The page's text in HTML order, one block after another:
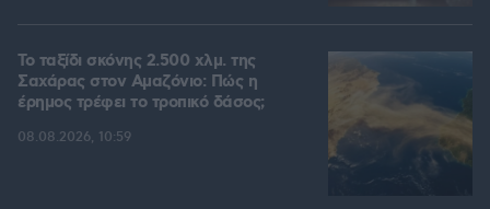
Το ταξίδι σκόνης 2.500 χλμ. της
Σαχάρας στον Αμαζόνιο: Πώς η
έρημος τρέφει το τροπικό δάσος;
08.08.2026, 10:59